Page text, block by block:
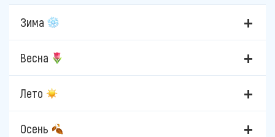
Зима
Весна
Лето
Осень